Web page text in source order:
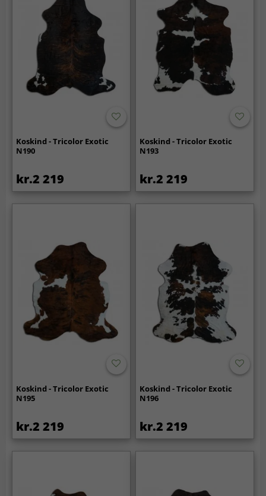
Koskind - Tricolor Exotic
N190
kr.2 219
Koskind - Tricolor Exotic
N193
kr.2 219
Koskind - Tricolor Exotic
N195
kr.2 219
Koskind - Tricolor Exotic
N196
kr.2 219